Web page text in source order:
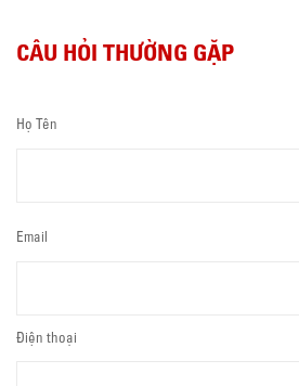
CÂU HỎI THƯỜNG GẶP
Họ Tên
Email
Điện thoại